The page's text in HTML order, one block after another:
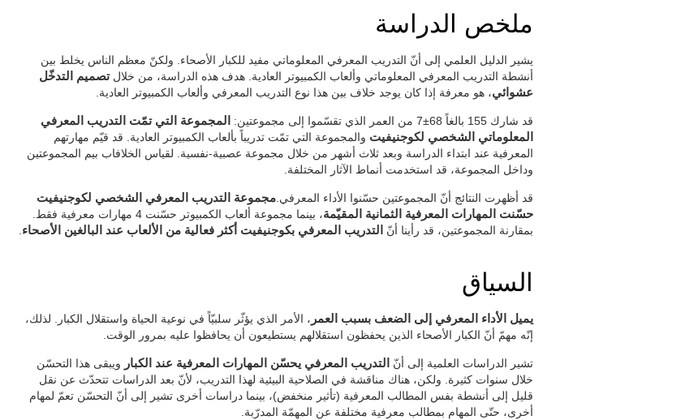
ملخص الدراسة
يشير الدليل العلمي إلى أنّ التدريب المعرفي المعلوماتي مفيد للكبار الأصحاء. ولكنّ معظم الناس يخلط بين
أنشطة التدريب المعرفي المعلوماتي وألعاب الكمبيوتر العادية. هدف هذه الدراسة، من خلالتصميم التدخّل
عشوائي، هو معرفة إذا كان يوجد خلاف بين هذا نوع التدريب المعرفي وألعاب الكمبيوتر العادية.
قد شارك 155 بالغاً 68±7 من العمر الذي تقسّموا إلى مجموعتين:
المجموعة التي تمّت التدريب المعرفي
المعلوماتي الشخصي لكوجنيفيت والمجموعة التي تمّت تدريباً بألعاب الكمبيوتر العادية. قد قيّم مهارتهم
المعرفية عند ابتداء الدراسة وبعد ثلاث أشهر من خلال مجموعة عصبية-نفسية. لقياس الخلافاب بيم المجموعتين
وداخل المجموعة، قد استخدمت أنماط الآثار المختلفة.
قد أظهرت النتائج أنّ المجموعتين حسّنوا الأداء المعرفي. مجموعة التدريب المعرفي الشخصي لكوجنيفيت
حسّنت المهارات المعرفية الثمانية المقيّمة
، بينما مجموعة ألعاب الكمبيوتر حسّنت 4 مهارات معرفية فقط.
بمقارنة المجموعتين، قد رأينا أنّ
التدريب المعرفي بكوجنيفيت أكثر فعالية من الألعاب عند البالغين الأصحاء
السياق
يميل الأداء المعرفي إلى الضعف بسبب العمر ، الأمر الذي يؤثّر سلبيّاً في نوعية الحياة واستقلال الكبار. لذلك،
إنّه مهمّ أنّ الكبار الأصحاء الذين يحفظون استقلالهم يستطيعون أن يحافظوا عليه بمرور الوقت.
تشير الدراسات العلمية إلى أنّ التدريب المعرفي يحسّن المهارات المعرفية عند الكبار ويبقى هذا التحسّن
خلال سنوات كثيرة. ولكن، هناك مناقشة في الصلاحية البيئية لهذا التدريب، لأنّ بعد الدراسات تتحدّث عن نقل
قليل إلى أنشطة بفس المطالب المعرفية (تأثير منخفض)، بينما دراسات أخرى تشير إلى أنّ التحسّن تعمّ لمهام
أخرى، حتّى المهام بمطالب معرفية مختلفة عن المهمّة المدرّبة.